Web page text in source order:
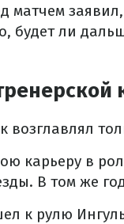
матчем
будет ли
возглавлял
карьеру в
В том же
к рулю